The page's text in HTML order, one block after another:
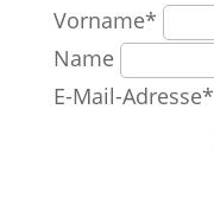
Vorname*
Name
E-Mail-Adresse*